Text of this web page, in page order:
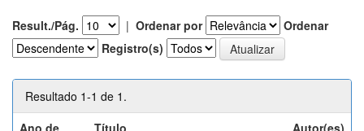
Result./Pág. | Ordenar por
Ordenar
Registro(s)
Resultado 1-1 de 1.
Ano de
Título Autor(es)